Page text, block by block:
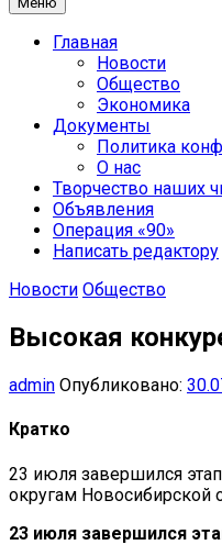
Главная
Новости
Общество
Экономика
Документы
Политика
О нас
Творчество наших
Объявления
Операция «90»
Написать редактору
Новости Общество
Высокая
admin Опубликовано:
Кратко
23 июля завершился
округам Новосибирской
23 июля завершился